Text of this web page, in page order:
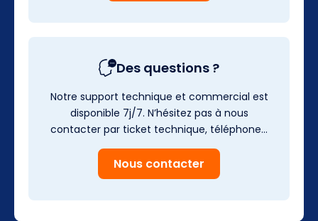
Des questions ?
Notre support technique et commercial est
disponible 7j/7. N’hésitez pas à nous
contacter par ticket technique, téléphone…
Nous contacter